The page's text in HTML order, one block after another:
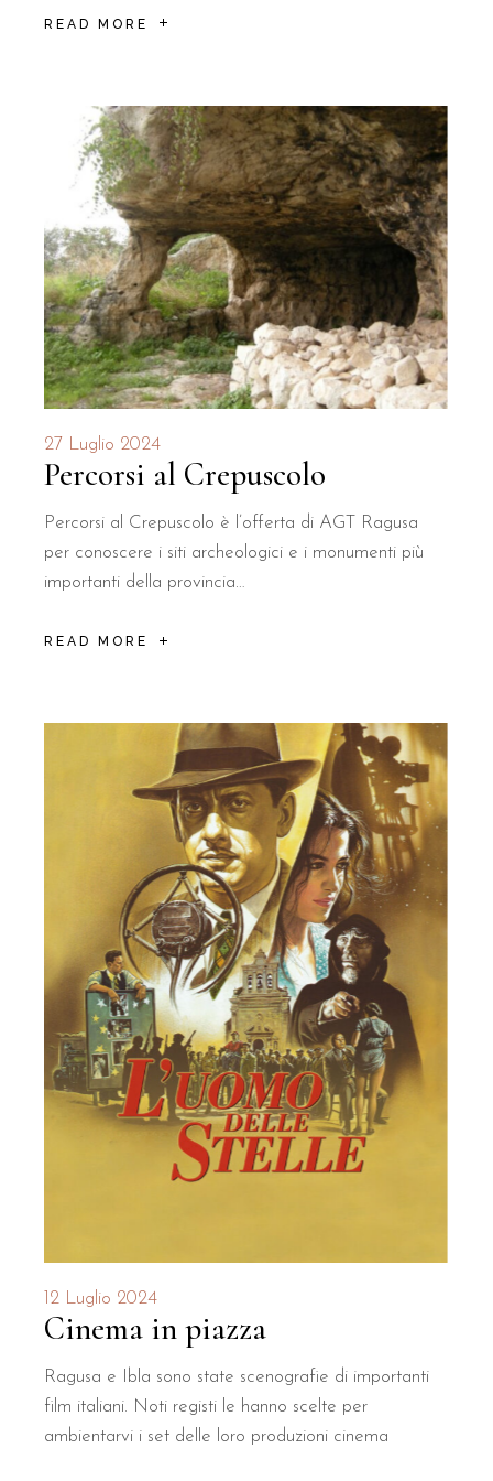
READ MORE
27 Luglio 2024
Percorsi al Crepuscolo
Percorsi al Crepuscolo è l’offerta di AGT Ragusa
per conoscere i siti archeologici e i monumenti più
importanti della provincia…
READ MORE
12 Luglio 2024
Cinema in piazza
Ragusa e Ibla sono state scenografie di importanti
film italiani. Noti registi le hanno scelte per
ambientarvi i set delle loro produzioni cinema